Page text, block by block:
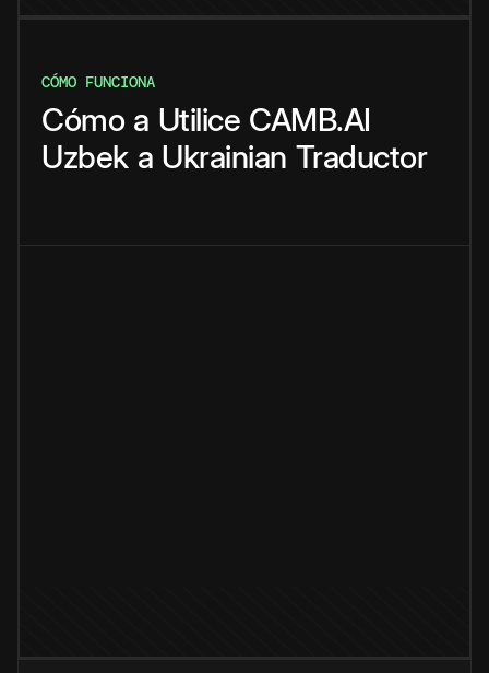
CÓMO FUNCIONA
Cómo a Utilice CAMB.AI
Uzbek a Ukrainian Traductor